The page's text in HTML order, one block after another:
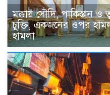
মক্কায় সৌদি, পাকিস্তান ও
চুক্তি, একজনের ওপর
হামলা